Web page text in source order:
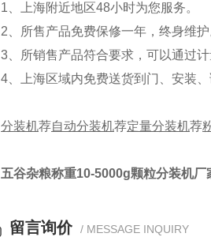
1、上海附近地区48小时为您服务。
2、所售产品免费保修一年，终身维护
3、所销售产品符合要求，可以通过
4、上海区域内免费送货到门、安装
分装机荐自动分装机荐定量分装机荐
五谷杂粮称重10-5000g颗粒分装机厂
留言询价 / MESSAGE INQUIRY